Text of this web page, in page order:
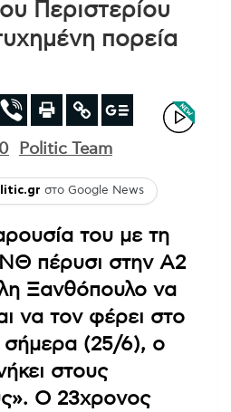
Περιστερίου
πορεία
Politic Team
στο Google News
του με τη
πέρυσι στην Α2
Ξανθόπουλο να
να τον φέρει στο
σήμερα (25/6), ο
στους
Ο 23χρονος